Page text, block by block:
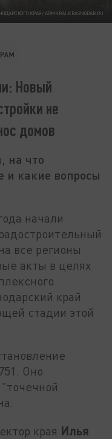
КРАЯ/ ADMKRAI.KRASNODAR.RU
Новый
не
домов
на что
и какие вопросы
начали
все регионы
акты в целях
край
стадии этой
Оно
края Илья